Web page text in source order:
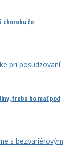
chorobu čo
treba ho mať pod